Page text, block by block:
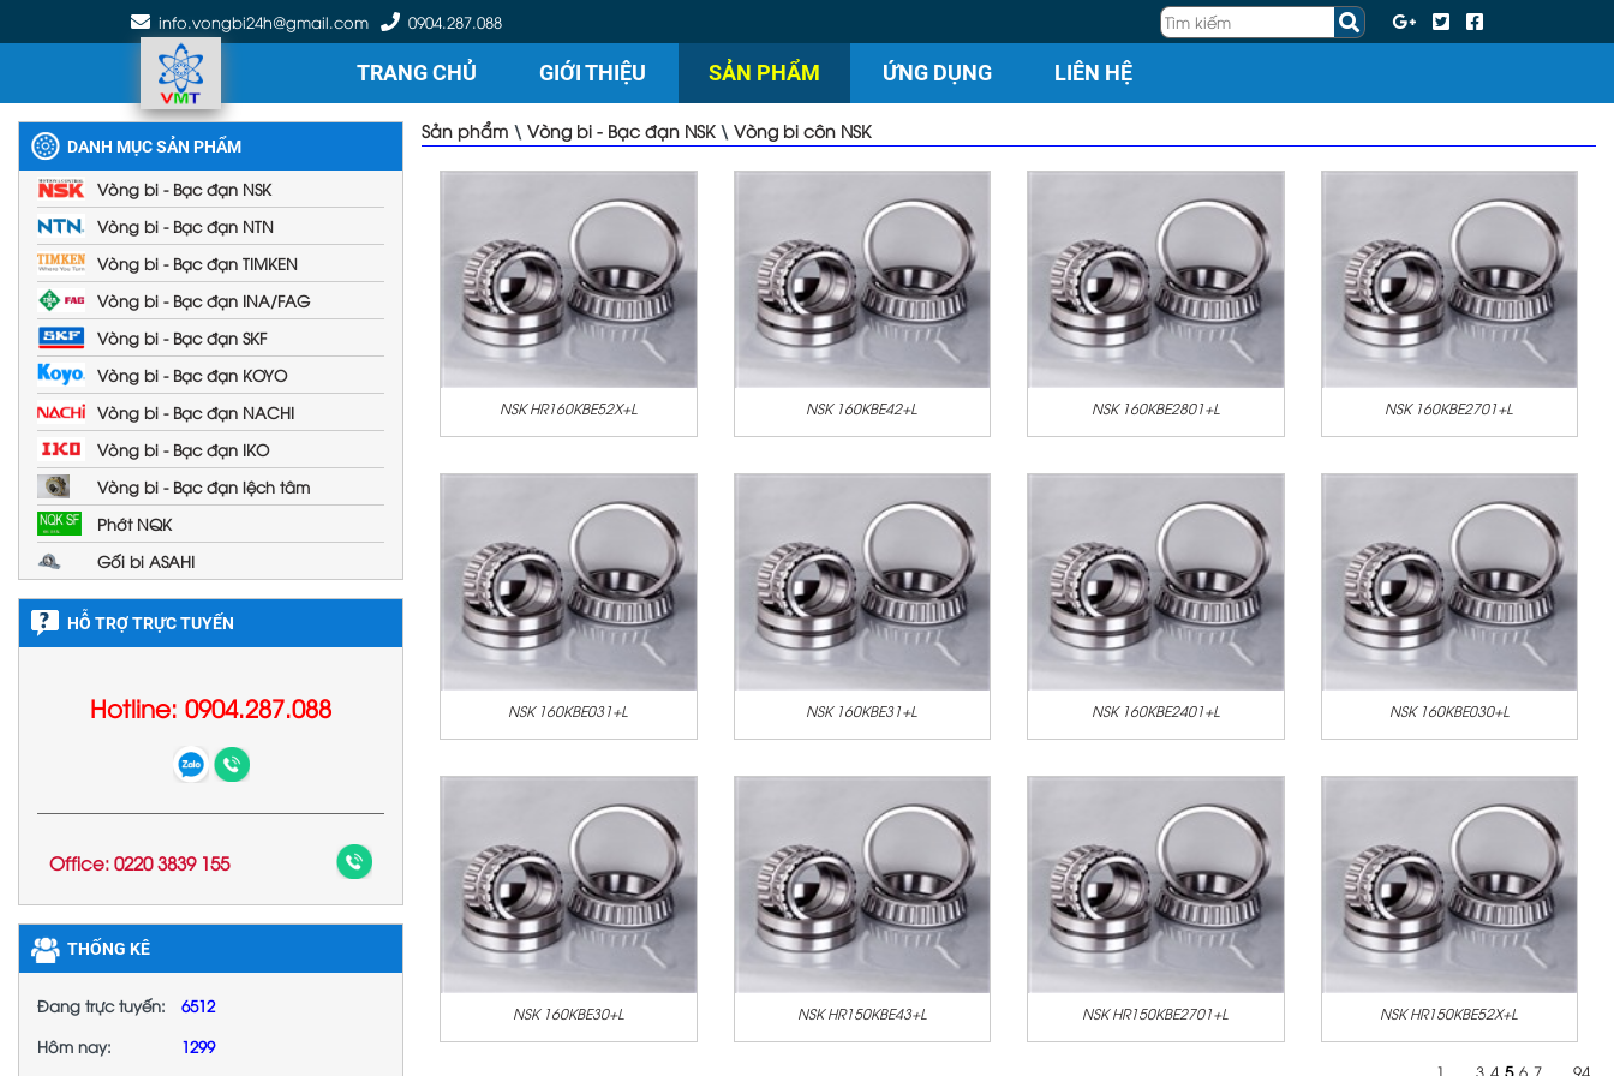
info.vongbi24h@gmail.com 0904.287.088
TRANG CHỦ GIỚI THIỆU SẢN PHẨM ỨNG DỤNG LIÊN HỆ
DANH MỤC SẢN PHẨM
Vòng bi - Bạc đạn NSK
Vòng bi - Bạc đạn NTN
Vòng bi - Bạc đạn TIMKEN
Vòng bi - Bạc đạn INA/FAG
Vòng bi - Bạc đạn SKF
Vòng bi - Bạc đạn KOYO
Vòng bi - Bạc đạn NACHI
Vòng bi - Bạc đạn IKO
Vòng bi - Bạc đạn lệch tâm
Phớt NQK
Gối bi ASAHI
HỖ TRỢ TRỰC TUYẾN
Hotline: 0904.287.088
Office: 0220 3839 155
THỐNG KÊ
Đang trực tuyến:
6512
Hôm nay:
1299
Sản phẩm \ Vòng bi - Bạc đạn NSK\ Vòng bi côn NSK
NSK HR160KBE52X+L NSK 160KBE42+L NSK 160KBE2801+L NSK 160KBE2701+L
NSK 160KBE031+L NSK 160KBE31+L NSK 160KBE2401+L NSK 160KBE030+L
NSK 160KBE30+L NSK HR150KBE43+L NSK HR150KBE2701+L NSK HR150KBE52X+L
1 3 4 5 6 7 94